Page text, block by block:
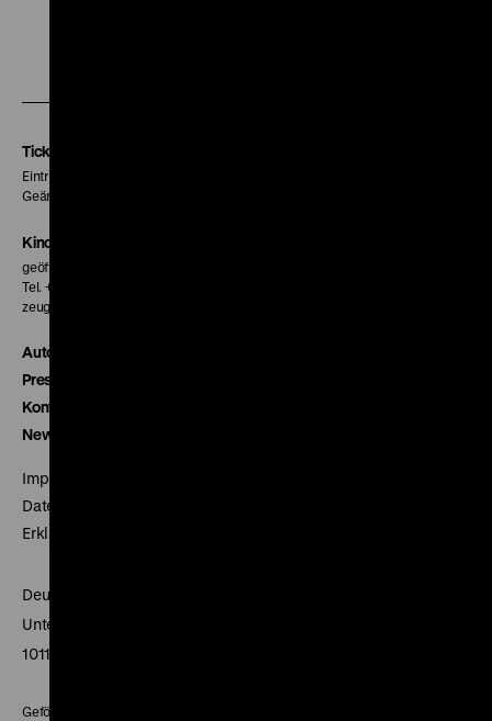
Tickets
Eintritt 5 €
Geänderte Preise sind im Programm vermerkt.
Kinokasse
geöffnet 30 Minuten vor Beginn der ersten Vorstellung
Tel. + 49 30 20304-770
zeughauskino@dhm.de
Autor*innen
Presse
Kontakt
Newsletter
Impressum
Datenschutz
Erklärung digitale Barrierefreiheit
Deutsches Historisches Museum
Unter den Linden 2
10117 Berlin
Gefördert mit Mitteln des Beauftragten der Bundesregierung für